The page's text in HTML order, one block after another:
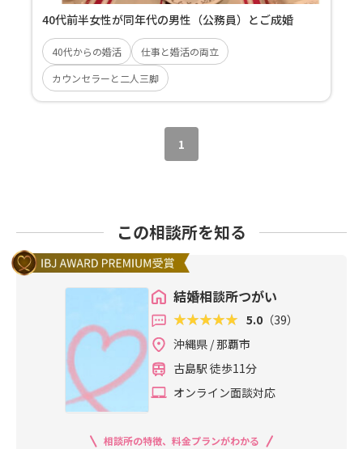
40代前半女性が同年代の男性（公務員）とご成婚
40代からの婚活
仕事と婚活の両立
カウンセラーと二人三脚
1
この相談所を知る
結婚相談所つがい
5.0 （39）
沖縄県 / 那覇市
古島駅 徒歩11分
オンライン面談対応
相談所の特徴、料金プランがわかる